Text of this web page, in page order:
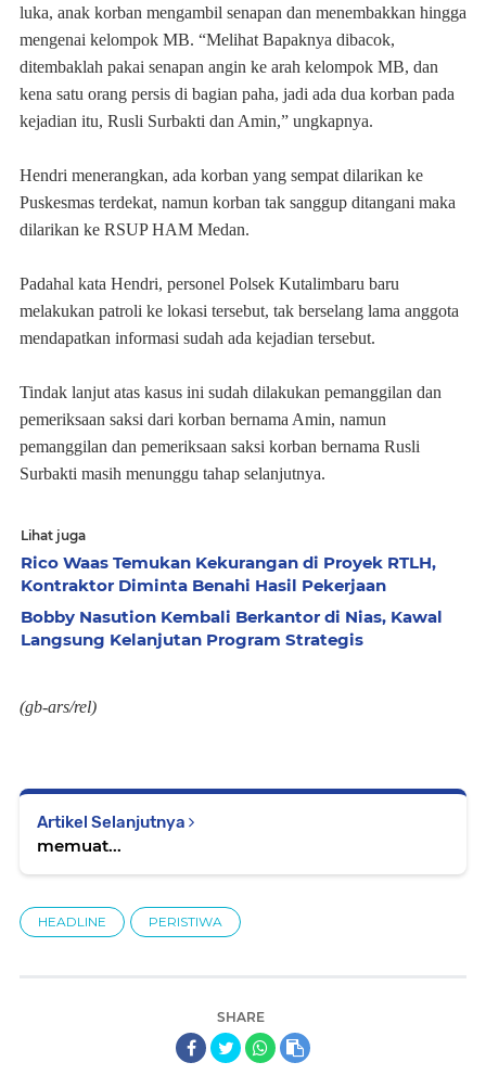
luka, anak korban mengambil senapan dan menembakkan hingga
mengenai kelompok MB. “Melihat Bapaknya dibacok,
ditembaklah pakai senapan angin ke arah kelompok MB, dan
kena satu orang persis di bagian paha, jadi ada dua korban pada
kejadian itu, Rusli Surbakti dan Amin,” ungkapnya.
Hendri menerangkan, ada korban yang sempat dilarikan ke
Puskesmas terdekat, namun korban tak sanggup ditangani maka
dilarikan ke RSUP HAM Medan.
Padahal kata Hendri, personel Polsek Kutalimbaru baru
melakukan patroli ke lokasi tersebut, tak berselang lama anggota
mendapatkan informasi sudah ada kejadian tersebut.
Tindak lanjut atas kasus ini sudah dilakukan pemanggilan dan
pemeriksaan saksi dari korban bernama Amin, namun
pemanggilan dan pemeriksaan saksi korban bernama Rusli
Surbakti masih menunggu tahap selanjutnya.
Lihat juga
Rico Waas Temukan Kekurangan di Proyek RTLH,
Kontraktor Diminta Benahi Hasil Pekerjaan
Bobby Nasution Kembali Berkantor di Nias, Kawal
Langsung Kelanjutan Program Strategis
(gb-ars/rel)
Artikel Selanjutnya
memuat...
HEADLINE PERISTIWA
SHARE